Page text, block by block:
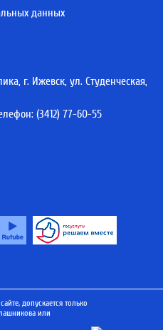
данных
г. Ижевск, ул. Студенческая,
(3412) 77-60-55
допускается только
или